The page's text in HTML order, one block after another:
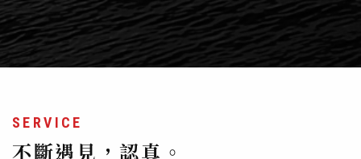
SERVICE
不斷遇見，認真。